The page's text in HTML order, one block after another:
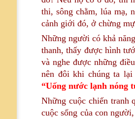
thi, sông chằm, lúa mạ,
cảnh giới đó, ở chừng
Những người có khả
thanh, thấy được hình
và nghe được những
nên đôi khi chúng ta
“Uống nước lạnh nóng
Những cuộc chiến tranh
cuộc sống của con